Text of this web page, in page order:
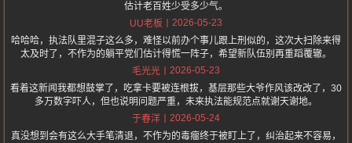
估计老百姓少受多少气。
UU老板
2026-05-23
哈哈哈，执法队里混子这么多，难怪以前办个事儿跟上刑似的，这次大扫除来得
太及时了，不作为的躺平党们估计得慌一阵子，希望新队伍别再重蹈覆辙。
毛光光
2026-05-23
看着这新闻我都想鼓掌了，吃拿卡要被连根拔，基层那些大爷作风该改改了，30
多万数字吓人，但也说明问题严重，未来执法能规范点就谢天谢地。
于春洋
2026-05-24
真没想到会有这么大手笔清退，不作为的毒瘤终于被盯上了，纠治起来不容易，